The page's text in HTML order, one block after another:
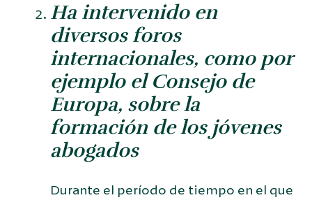
Ha intervenido en
diversos foros
internacionales, como por
ejemplo el Consejo de
Europa, sobre la
formación de los jóvenes
abogados
Durante el período de tiempo en el que